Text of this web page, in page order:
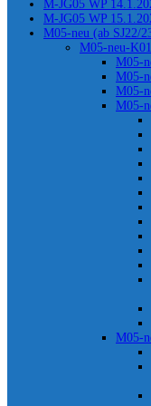
M-JG05 WP
M-JG05 WP
M05-neu (ab SJ22/
M05-neu-
M05-
M05-
M05-
M05-
M05-